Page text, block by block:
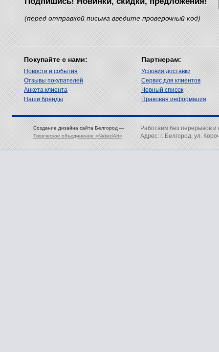
(перед отправкой письма введите проверочный код)
Покупайте с нами:
Новости и события
Отзывы покупателей
Анкета клиента
Наши бренды
Партнерам:
Условия доставки
Сервис для клиентов
Черный список
Правовая информация
Создание дизайна сайта Белгород —
Творческое объединение «NakedArt»
Работаем без перерывов и
Адрес: г. Белгород, ул.